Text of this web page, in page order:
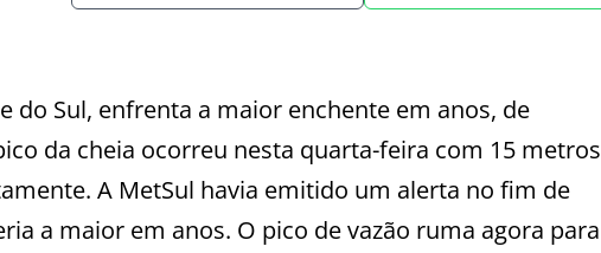
do Sul, enfrenta a maior enchente em anos, de
da cheia ocorreu nesta quarta-feira com 15 metros
A MetSul havia emitido um alerta no fim de
a maior em anos. O pico de vazão ruma agora para